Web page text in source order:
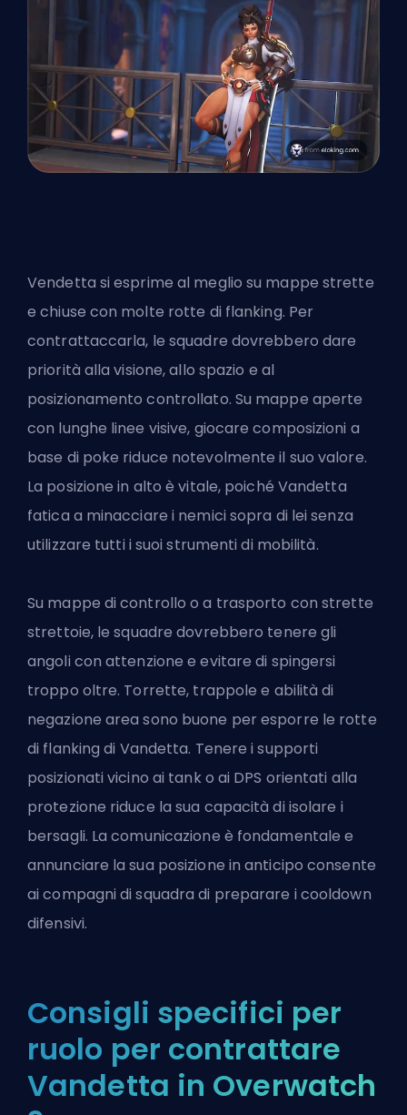
Vendetta si esprime al meglio su mappe strette
e chiuse con molte rotte di flanking. Per
contrattaccarla, le squadre dovrebbero dare
priorità alla visione, allo spazio e al
posizionamento controllato. Su mappe aperte
con lunghe linee visive, giocare composizioni a
base di poke riduce notevolmente il suo valore.
La posizione in alto è vitale, poiché Vandetta
fatica a minacciare i nemici sopra di lei senza
utilizzare tutti i suoi strumenti di mobilità.
Su mappe di controllo o a trasporto con strette
strettoie, le squadre dovrebbero tenere gli
angoli con attenzione e evitare di spingersi
troppo oltre. Torrette, trappole e abilità di
negazione area sono buone per esporre le rotte
di flanking di Vandetta. Tenere i supporti
posizionati vicino ai tank o ai DPS orientati alla
protezione riduce la sua capacità di isolare i
bersagli. La comunicazione è fondamentale e
annunciare la sua posizione in anticipo consente
ai compagni di squadra di preparare i cooldown
difensivi.
Consigli specifici per
ruolo per contrattare
Vandetta in Overwatch